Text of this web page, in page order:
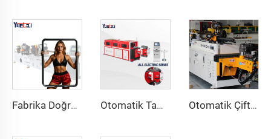
Fabrika Doğrudan Satışlı Çift Başlıklı CNC Otomatik Hidrolik Boru Bükme Makinesi Karbon Çelik Boru Bükme Makinesi Otomatik Tam Elektrikli Döner İkili Yönlü CNC Serisi Metal Çelik Boru Bükme Makinesi Boru Bükme Makineleri Otomatik Çift Kollu Boru Bükme Makinesi CNC Aynı Anda 2 Yönlü Tüp Şekillendirme Sistemi Egzoz & Küpeşteler için Boru Bükme Makinesi